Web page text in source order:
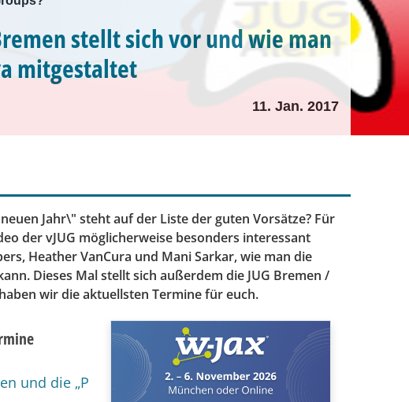
stellt sich vor und wie man
mitgestaltet
11. Jan. 2017
Jahr\" steht auf der Liste der guten Vorsätze? Für
der vJUG möglicherweise besonders interessant
Heather VanCura und Mani Sarkar, wie man die
Dieses Mal stellt sich außerdem die JUG Bremen /
wir die aktuellsten Termine für euch.
und die „P